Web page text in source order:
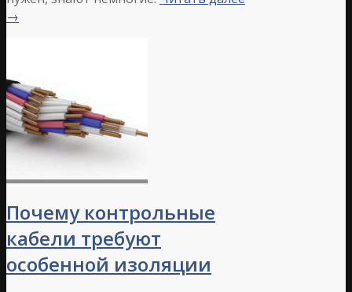
→
Почему контрольные
кабели требуют
особенной изоляции